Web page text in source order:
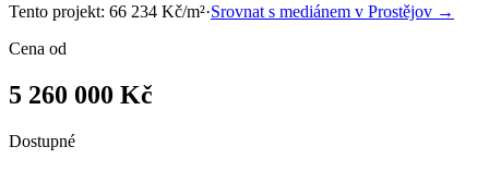
Tento projekt: 66 234 Kč/m²·Srovnat s mediánem v Prostějov →
Cena od
5 260 000 Kč
Dostupné